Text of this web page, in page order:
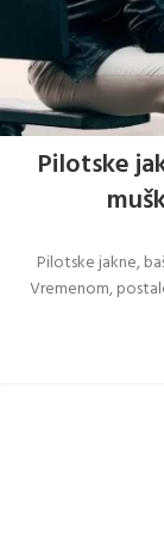
Pilotske
Pilotske jakne,
Vremenom,